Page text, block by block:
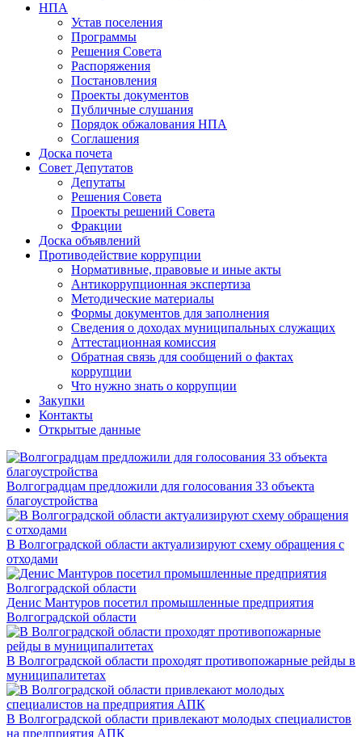
НПА
Устав поселения
Программы
Решения Совета
Распоряжения
Постановления
Проекты документов
Публичные слушания
Порядок обжалования НПА
Соглашения
Доска почета
Совет Депутатов
Депутаты
Решения Совета
Проекты решений Совета
Фракции
Доска объявлений
Противодействие коррупции
Нормативные, правовые и иные акты
Антикоррупционная экспертиза
Методические материалы
Формы документов для заполнения
Сведения о доходах муниципальных служащих
Аттестационная комиссия
Обратная связь для сообщений о фактах
коррупции
Что нужно знать о коррупции
Закупки
Контакты
Открытые данные
Волгоградцам предложили для голосования 33 объекта
благоустройства
В Волгоградской области актуализируют схему обращения с
отходами
Денис Мантуров посетил промышленные предприятия
Волгоградской области
В Волгоградской области проходят противопожарные рейды в
муниципалитетах
В Волгоградской области привлекают молодых специалистов
на предприятия АПК